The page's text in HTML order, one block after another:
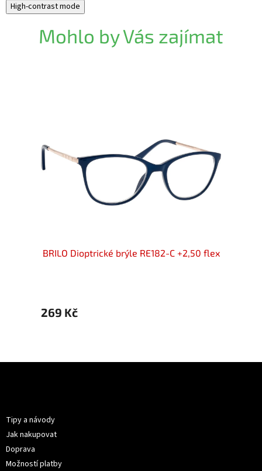
High-contrast mode
Mohlo by Vás zajímat
BRILO Dioptrické brýle RE182-C +2,50 flex
269 Kč
Tipy a návody
Jak nakupovat
Doprava
Možností platby